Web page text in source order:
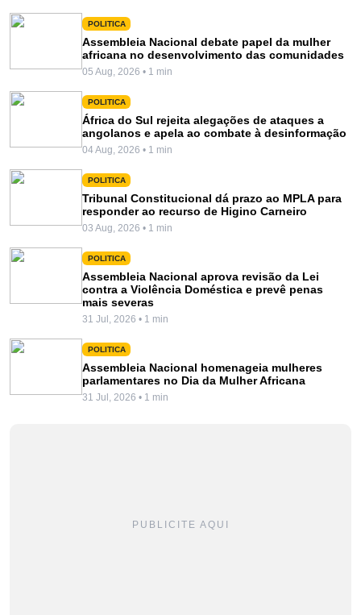
POLITICA
Assembleia Nacional debate papel da mulher
africana no desenvolvimento das comunidades
05 Aug, 2026 • 1 min
POLITICA
África do Sul rejeita alegações de ataques a
angolanos e apela ao combate à desinformação
04 Aug, 2026 • 1 min
POLITICA
Tribunal Constitucional dá prazo ao MPLA para
responder ao recurso de Higino Carneiro
03 Aug, 2026 • 1 min
POLITICA
Assembleia Nacional aprova revisão da Lei
contra a Violência Doméstica e prevê penas
mais severas
31 Jul, 2026 • 1 min
POLITICA
Assembleia Nacional homenageia mulheres
parlamentares no Dia da Mulher Africana
31 Jul, 2026 • 1 min
PUBLICITE AQUI